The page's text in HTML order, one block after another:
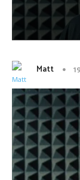
Matt